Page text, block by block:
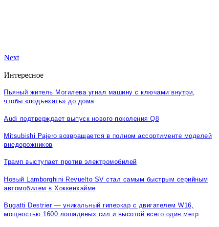
Next
Интересное
Пьяный житель Могилева угнал машину с ключами внутри,
чтобы «подъехать» до дома
Audi подтверждает выпуск нового поколения Q8
Mitsubishi Pajero возвращается в полном ассортименте моделей
внедорожников
Трамп выступает против электромобилей
Новый Lamborghini Revuelto SV стал самым быстрым серийным
автомобилем в Хоккенхайме
Bugatti Destrier — уникальный гиперкар с двигателем W16,
мощностью 1600 лошадиных сил и высотой всего один метр